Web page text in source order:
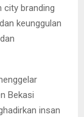
city branding
keunggulan
Bekasi
insan